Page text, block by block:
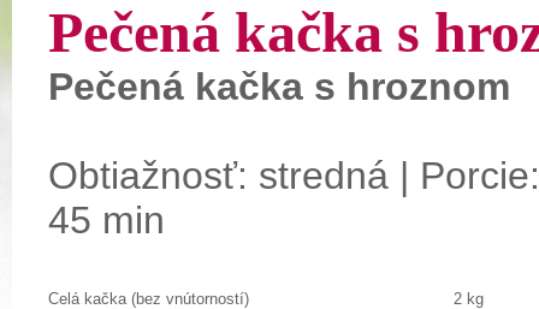
Pečená kačka s
Pečená kačka s hroznom
Obtiažnosť: stredná |
45 min
Celá kačka (bez vnútorností)
2 kg